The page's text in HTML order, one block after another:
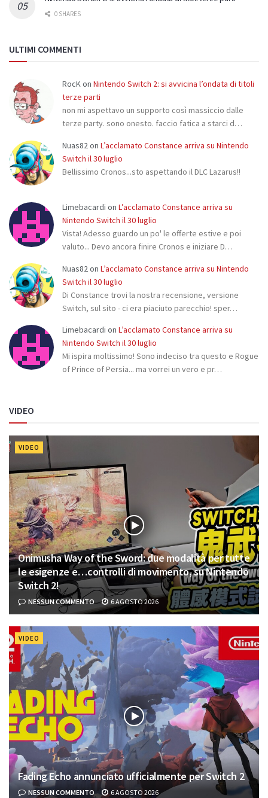
0 SHARES
ULTIMI COMMENTI
RocKon Nintendo Switch 2: si avvicina l’ondata di titoli
terze parti
non mi aspettavo un supporto così massiccio dalle
terze party. sono onesto. faccio fatica a starci d…
Nuas82on L’acclamato Constance arriva su Nintendo
Switch il 30 luglio
Bellissimo Cronos...sto aspettando il DLC Lazarus!!
Limebacardi on L’acclamato Constance arriva su
Nintendo Switch il 30 luglio
Vista! Adesso guardo un po' le offerte estive e poi
valuto... Devo ancora finire Cronos e iniziare D…
Nuas82on L’acclamato Constance arriva su Nintendo
Switch il 30 luglio
Di Constance trovi la nostra recensione, versione
Switch, sul sito - ci era piaciuto parecchio! sper…
Limebacardi on L’acclamato Constance arriva su
Nintendo Switch il 30 luglio
Mi ispira moltissimo! Sono indeciso tra questo e Rogue
of Prince of Persia... ma vorrei un vero e pr…
VIDEO
VIDEO
Onimusha Way of the Sword: due modalità per tutte
le esigenze e…controlli di movimento, su Nintendo
Switch 2!
NESSUN COMMENTO 6 AGOSTO 2026
VIDEO
Fading Echo annunciato ufficialmente per Switch 2
NESSUN COMMENTO 6 AGOSTO 2026